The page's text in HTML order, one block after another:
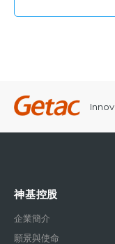
神基控股
企業簡介
願景與使命